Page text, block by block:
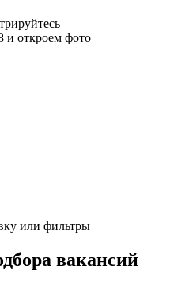
и откроем фото
или фильтры
вакансий